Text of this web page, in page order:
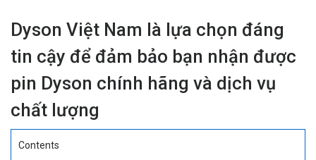
Dyson Việt Nam là lựa chọn đáng
tin cậy để đảm bảo bạn nhận được
pin Dyson chính hãng và dịch vụ
chất lượng
Contents